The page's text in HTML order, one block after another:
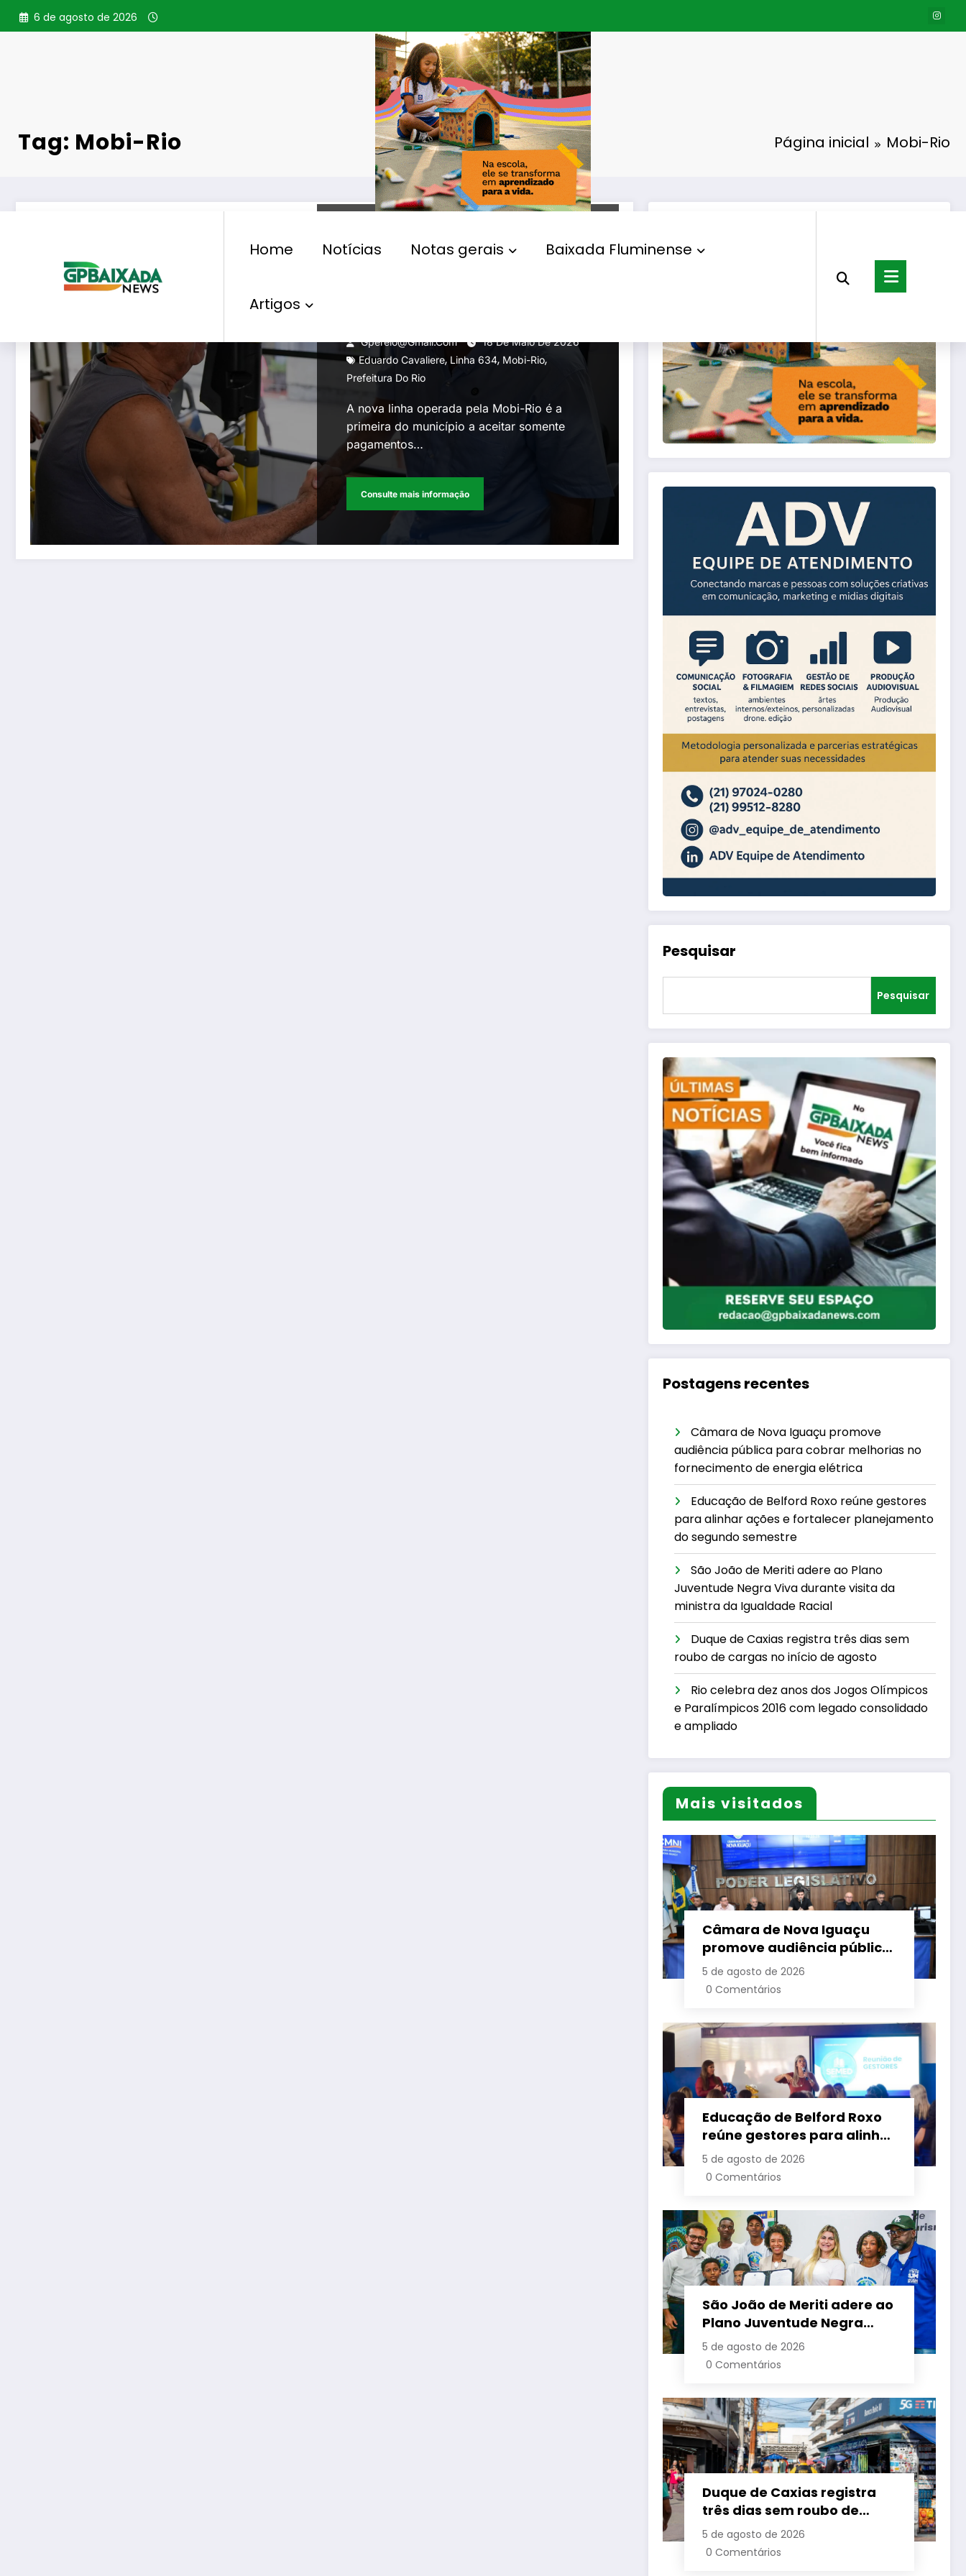
Pular
para
6 de agosto de 2026
Home Notícias Notas gerais Baixada Fluminense
Artigos
Tag: Mobi-Rio Página inicial Mobi-Rio
Prefeito acompanha
Governador
Gperelo@gmail.com
18 De Maio De 2026
Eduardo Cavaliere, Linha 634, Mobi-Rio,
Prefeitura Do Rio
A nova linha operada pela Mobi-Rio é a
primeira do município a aceitar somente
pagamentos…
Consulte mais informação
Pesquisar
Pesquisar
Postagens recentes
Câmara de Nova Iguaçu promove
audiência pública para cobrar melhorias no
fornecimento de energia elétrica
Educação de Belford Roxo reúne gestores
para alinhar ações e fortalecer planejamento
do segundo semestre
São João de Meriti adere ao Plano
Juventude Negra Viva durante visita da
ministra da Igualdade Racial
Duque de Caxias registra três dias sem
roubo de cargas no início de agosto
Rio celebra dez anos dos Jogos Olímpicos
e Paralímpicos 2016 com legado consolidado
e ampliado
Mais visitados
Câmara de Nova Iguaçu
promove audiência pública
para cobrar melhorias no
fornecimento de energia
5 de agosto de 2026
0 Comentários
Educação de Belford Roxo
reúne gestores para alinhar
ações e fortalecer
planejamento do segundo
5 de agosto de 2026
0 Comentários
São João de Meriti adere ao
Plano Juventude Negra
Viva durante visita da
ministra da Igualdade
5 de agosto de 2026
0 Comentários
Duque de Caxias registra
três dias sem roubo de
cargas no início de agosto
5 de agosto de 2026
0 Comentários